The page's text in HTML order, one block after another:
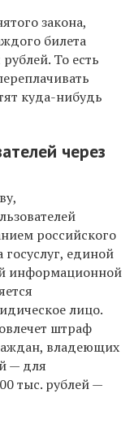
закона,
билета
То есть
куда-нибудь
через
российского
единой
информационной
лицо.
штраф
владеющих
— для
тыс. рублей —